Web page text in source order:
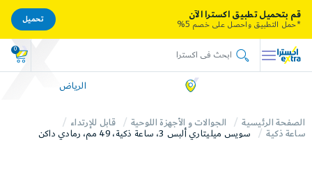
0
الرياض
الصفحة الرئيسية الجوالات و الأجهزة اللوحية
قابل للإرتداء
ساعة ذكية
سويس ميليتاري ألبس 3، ساعة ذكية، 49 مم، رمادي داكن
قم بتحميل تطبيق اكسترا الآن
*حمل التطبيق واحصل على خصم 5%
تحميل